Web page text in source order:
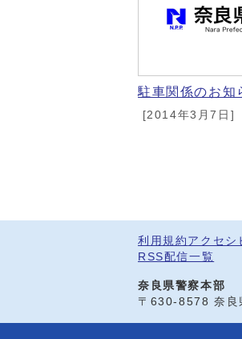
駐車関係のお知
[2014年3月7日]
利用規約 アクセシ
RSS配信一覧
奈良県警察本部
〒630-8578 奈良